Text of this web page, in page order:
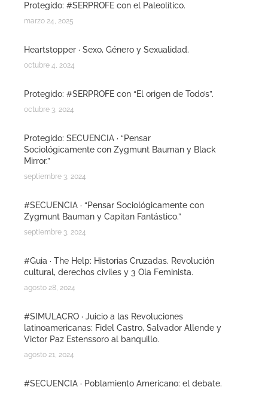
Protegido: #SERPROFE con el Paleolítico.
marzo 24, 2025
Heartstopper · Sexo, Género y Sexualidad.
octubre 4, 2024
Protegido: #SERPROFE con “El origen de Todo’s”.
octubre 3, 2024
Protegido: SECUENCIA · “Pensar
Sociológicamente con Zygmunt Bauman y Black
Mirror.”
septiembre 3, 2024
#SECUENCIA · “Pensar Sociológicamente con
Zygmunt Bauman y Capitan Fantástico.”
septiembre 3, 2024
#Guia · The Help: Historias Cruzadas. Revolución
cultural, derechos civiles y 3 Ola Feminista.
agosto 28, 2024
#SIMULACRO · Juicio a las Revoluciones
latinoamericanas: Fidel Castro, Salvador Allende y
Victor Paz Estenssoro al banquillo.
agosto 21, 2024
#SECUENCIA · Poblamiento Americano: el debate.